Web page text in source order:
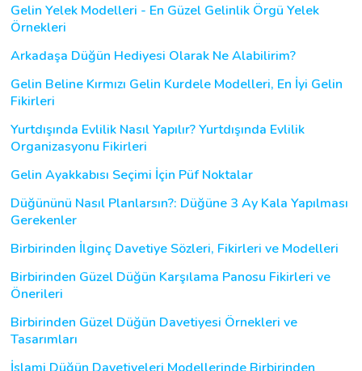
Gelin Yelek Modelleri - En Güzel Gelinlik Örgü Yelek
Örnekleri
Arkadaşa Düğün Hediyesi Olarak Ne Alabilirim?
Gelin Beline Kırmızı Gelin Kurdele Modelleri, En İyi Gelin
Fikirleri
Yurtdışında Evlilik Nasıl Yapılır? Yurtdışında Evlilik
Organizasyonu Fikirleri
Gelin Ayakkabısı Seçimi İçin Püf Noktalar
Düğününü Nasıl Planlarsın?: Düğüne 3 Ay Kala Yapılması
Gerekenler
Birbirinden İlginç Davetiye Sözleri, Fikirleri ve Modelleri
Birbirinden Güzel Düğün Karşılama Panosu Fikirleri ve
Önerileri
Birbirinden Güzel Düğün Davetiyesi Örnekleri ve
Tasarımları
İslami Düğün Davetiyeleri Modellerinde Birbirinden